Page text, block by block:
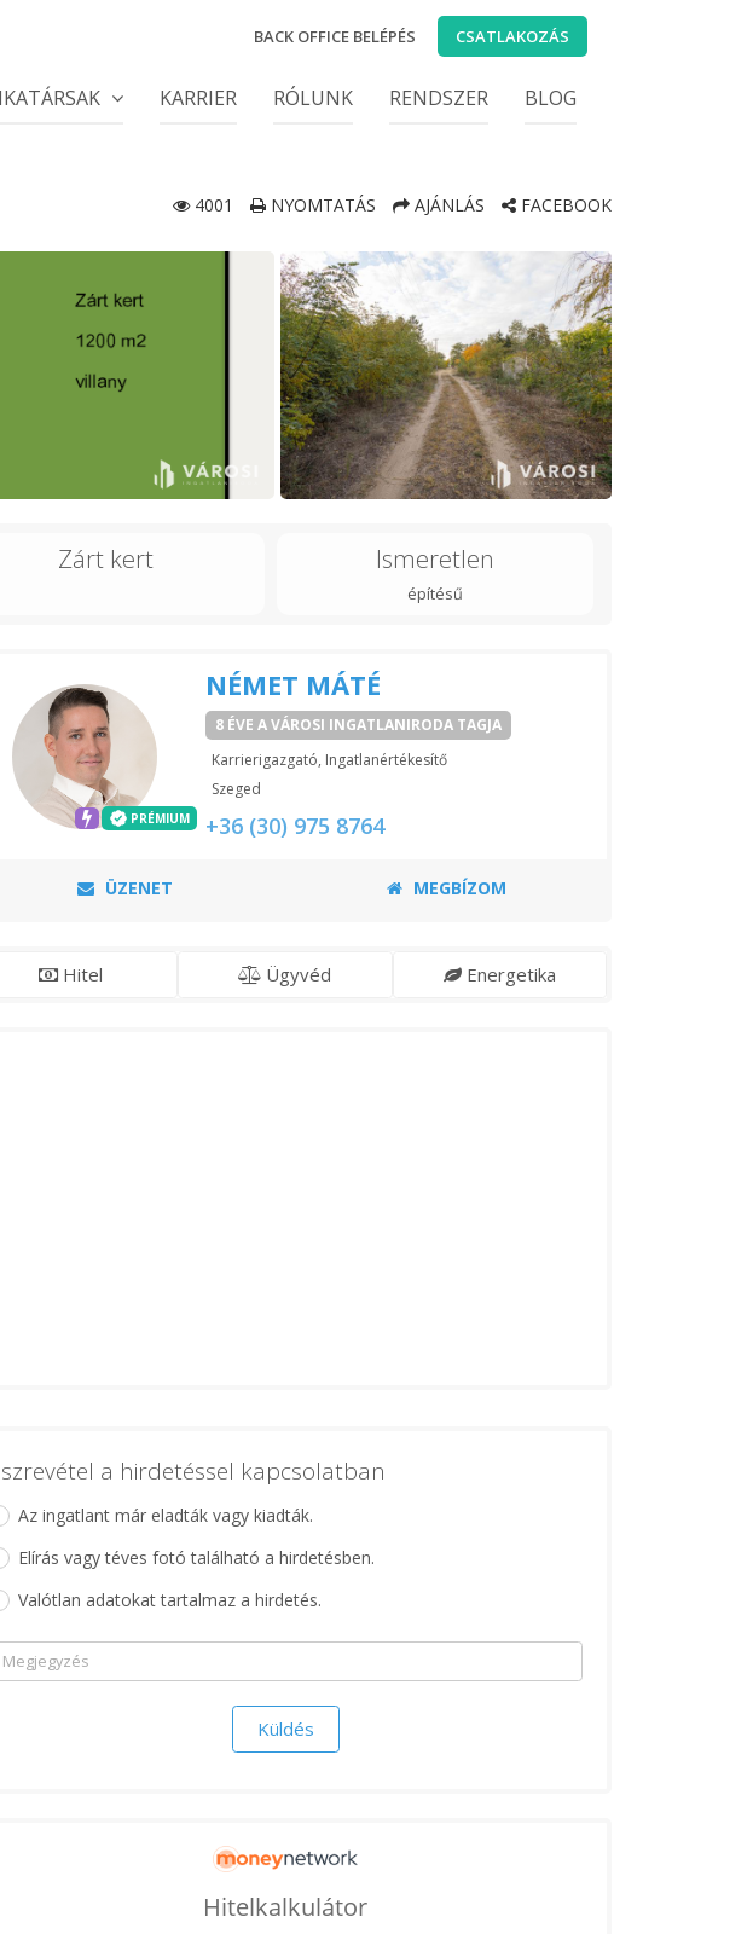
BACK OFFICE BELÉPÉS CSATLAKOZÁS
KARRIER RÓLUNK RENDSZER BLOG
4001 NYOMTATÁS AJÁNLÁS FACEBOOK
Zárt kert Ismeretlen
építésű
PRÉMIUM
NÉMET MÁTÉ
8 ÉVE A VÁROSI INGATLANIRODA TAGJA
Karrierigazgató, Ingatlanértékesítő
Szeged
+36 (30) 975 8764
ÜZENET MEGBÍZOM
Hitel Ügyvéd Energetika
a hirdetéssel kapcsolatban
Az ingatlant már eladták vagy kiadták.
Elírás vagy téves fotó található a hirdetésben.
Valótlan adatokat tartalmaz a hirdetés.